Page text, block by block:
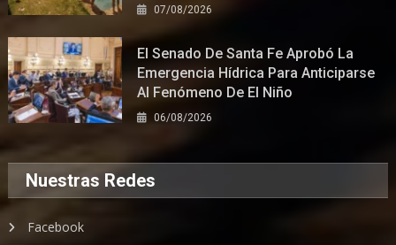
07/08/2026
El Senado De Santa Fe Aprobó La
Emergencia Hídrica Para Anticiparse
Al Fenómeno De El Niño
06/08/2026
Nuestras Redes
Facebook